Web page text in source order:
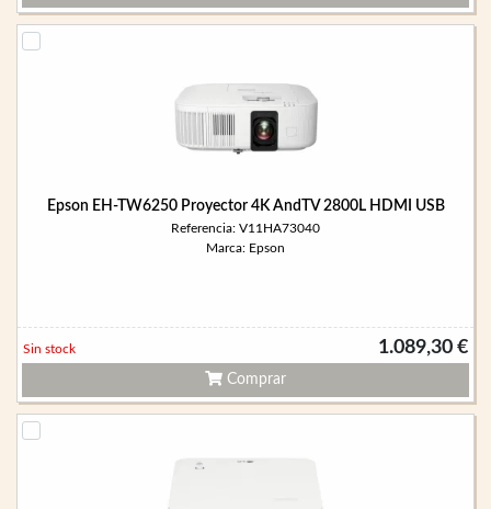
Epson EH-TW6250 Proyector 4K AndTV 2800L HDMI USB
Referencia: V11HA73040
Marca: Epson
1.089,30 €
Sin stock
Comprar